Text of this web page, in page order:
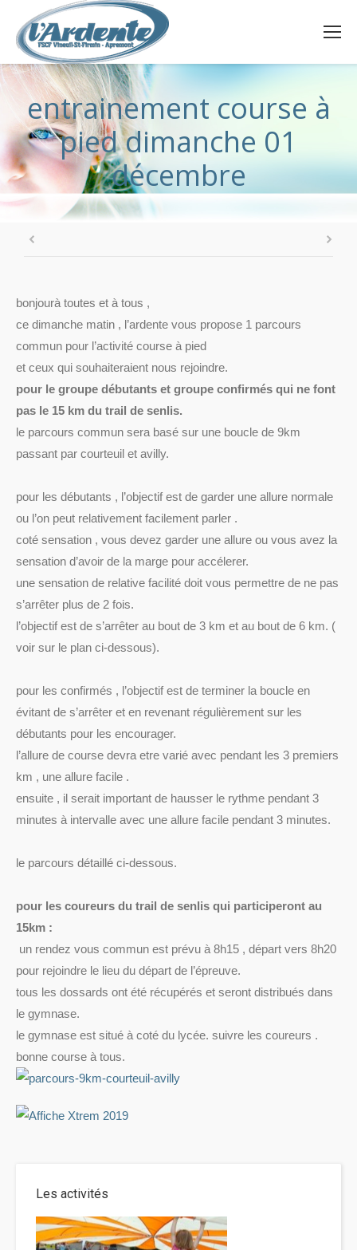
entrainement course à
pied dimanche 01
décembre
bonjourà toutes et à tous ,
ce dimanche matin , l’ardente vous propose 1 parcours
commun pour l’activité course à pied
et ceux qui souhaiteraient nous rejoindre.
pour le groupe débutants et groupe confirmés qui ne font
pas le 15 km du trail de senlis.
le parcours commun sera basé sur une boucle de 9km
passant par courteuil et avilly.
pour les débutants , l’objectif est de garder une allure normale
ou l’on peut relativement facilement parler .
coté sensation , vous devez garder une allure ou vous avez la
sensation d’avoir de la marge pour accélerer.
une sensation de relative facilité doit vous permettre de ne pas
s’arrêter plus de 2 fois.
l’objectif est de s’arrêter au bout de 3 km et au bout de 6 km. (
voir sur le plan ci-dessous).
pour les confirmés , l’objectif est de terminer la boucle en
évitant de s’arrêter et en revenant régulièrement sur les
débutants pour les encourager.
l’allure de course devra etre varié avec pendant les 3 premiers
km , une allure facile .
ensuite , il serait important de hausser le rythme pendant 3
minutes à intervalle avec une allure facile pendant 3 minutes.
le parcours détaillé ci-dessous.
pour les coureurs du trail de senlis qui participeront au
15km :
un rendez vous commun est prévu à 8h15 , départ vers 8h20
pour rejoindre le lieu du départ de l’épreuve.
tous les dossards ont été récupérés et seront distribués dans
le gymnase.
le gymnase est situé à coté du lycée. suivre les coureurs .
bonne course à tous.
Les activités